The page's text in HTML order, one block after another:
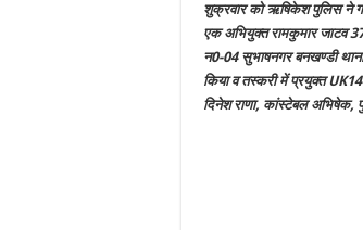
शुक्रवार को ऋषिकेश पुलिस ने
एक अभियुक्त रामकुमार जाटव 37
न0-04 सुभाषनगर बनखण्डी
किया व तस्करी में प्रयुक्त
दिनेश राणा, कांस्टेबल अभिषेक,